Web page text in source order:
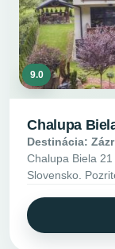
9.0
Chalupa
Destinácia:
Chalupa Biela
Slovensko.